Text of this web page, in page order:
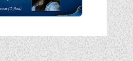
Подписывайтесь!